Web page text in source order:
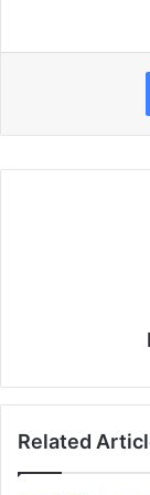
Related